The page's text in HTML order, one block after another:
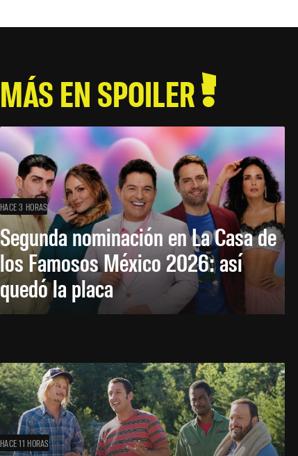
MÁS EN SPOILER
HACE 3 HORAS
Segunda nominación en La Casa de
los Famosos México 2026: así
quedó la placa
HACE 11 HORAS